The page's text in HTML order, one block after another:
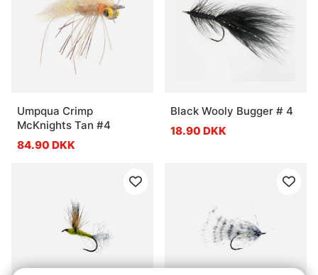
Umpqua Crimp
McKnights Tan #4
84.90 DKK
Black Wooly Bugger # 4
18.90 DKK